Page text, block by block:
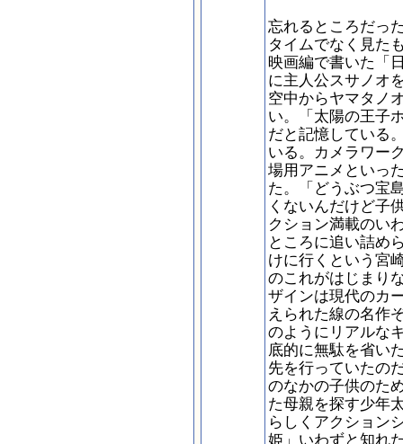
忘れるところだっ
タイムでなく見た
映画編で書いた「
に主人公スサノオ
空中からヤマタノ
い。「太陽の王子
だと記憶している
いる。カメラワー
場用アニメといっ
た。「どうぶつ宝
くないんだけど子
クション満載のい
ところに追い詰め
けに行くという宮
のこれがはじまり
ザインは現代のカ
えられた線の名作
のようにリアルな
底的に無駄を省い
先を行っていたの
のなかの子供のた
た母親を探す少年
らしくアクション
姫」いわずと知れ